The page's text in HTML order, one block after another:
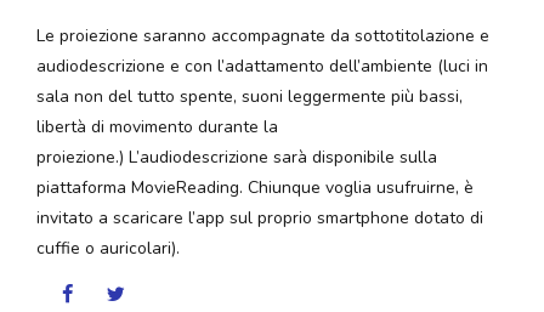
Le proiezione saranno accompagnate da sottotitolazione e
audiodescrizione e con l’adattamento dell’ambiente (luci in
sala non del tutto spente, suoni leggermente più bassi,
libertà di movimento durante la
proiezione.) L’audiodescrizione sarà disponibile sulla
piattaforma MovieReading. Chiunque voglia usufruirne, è
invitato a scaricare l’app sul proprio smartphone dotato di
cuffie o auricolari).